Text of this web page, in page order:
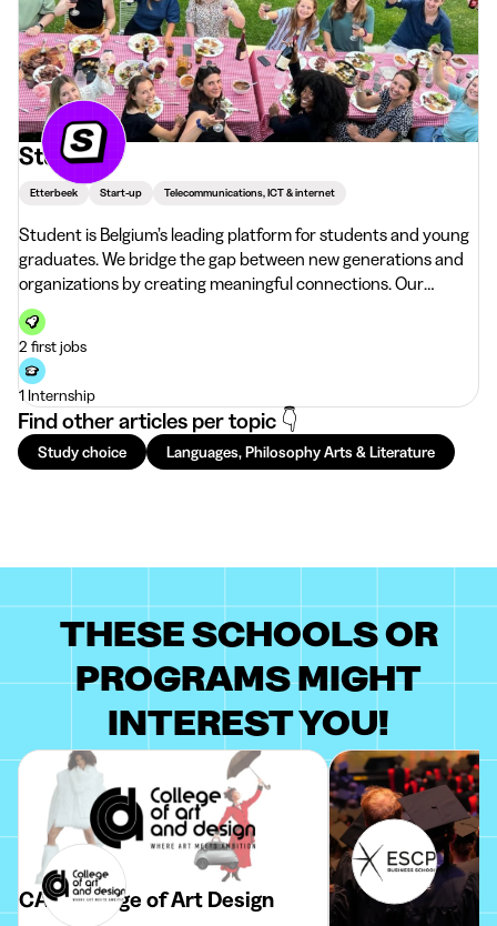
Student
Etterbeek Start-up Telecommunications, ICT & internet
Student is Belgium’s leading platform for students and young
graduates. We bridge the gap between new generations and
organizations by creating meaningful connections. Our
mission is to empower young people to engage with
companies, discover opportunities, and make informed
choices for their futu
2 first jobs
1 Internship
Find other articles per topic 👇
Study choice Languages, Philosophy Arts & Literature
THESE SCHOOLS OR
PROGRAMS MIGHT
INTEREST YOU!
CAD College of Art Design